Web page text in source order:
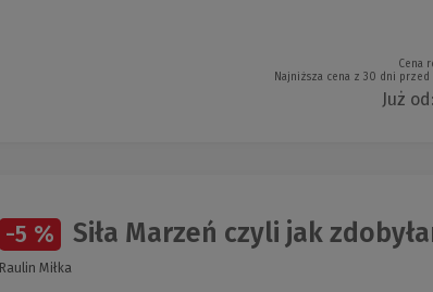
Cena
Najniższa cena z 30 dni przed
Już od:
-5 % Siła Marzeń czyli jak
Raulin Miłka